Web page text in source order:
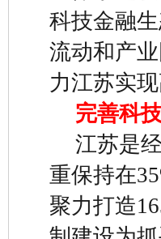
科技金融
流动和产
力江苏实
完善科
江苏是
重保持在
聚力打造